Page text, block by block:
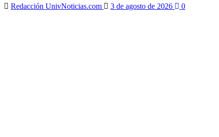
Redacción UnivNoticias.com 3 de agosto de 2026 0